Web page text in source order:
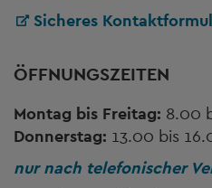
Sicheres
ÖFFNUNGSZEITEN
Montag bis Freitag: 8.00
Donnerstag: 13.00 bis
nur nach telefonischer